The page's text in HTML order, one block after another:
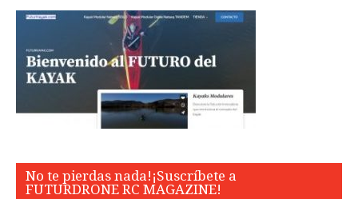
No te pierdas nada!¡Suscríbete a
FUTURDRONE RC MAGAZINE!